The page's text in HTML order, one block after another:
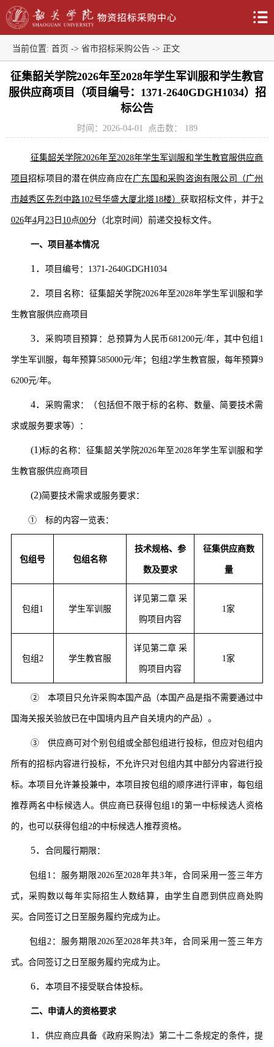
当前位置: 首页 -> 省市招标采购公告 -> 正文
征集韶关学院2026年至2028年学生军训服和学生教官
服供应商项目（项目编号：1371-2640GDGH1034）招
标公告
时间：2026-04-01 点击数： 189
征集韶关学院2026年至2028年学生军训服和学生教官服供应商
项目招标项目的潜在供应商应在广东国和采购咨询有限公司 （广州
市越秀区先烈中路102号华盛大厦北塔18楼）获取招标文件，并于2
026年4月 23日 10点00分（北京时间）前递交投标文件。
一、 项目基本情况
1． 项目编号 ： 1371-2640GDGH1034
2．项目名称： 征集韶关学院2026年至2028年学生军训服和学
生教官服供应商项目
3．采购项目预算：总预算为人民币681200元/年 ， 其中包组 1
学生军训服，每年预算585000元/年；包组2学生教官服，每年预算9
6200元/年。
4．采购需求：（包括但不限于标的名称、数量、简要技术需
求或服务要求等） ：
(1)标的名称： 征集韶关学院2026年至2028年学生军训服和学
生教官服供应商项目
(2)简要技术需求或服务要求：
① 标的内容一览表：
包组号 包组名称
技术规格、参
数及要求
征集供应商数
量
包组 1 学生军训服
详见第二章 采
购项目内容
1家
包组 2 学生教官服
详见第二章 采
购项目内容
1家
② 本项目只允许采购本国产品（本国产品是指不需要通过中
国海关报关验放已在中国境内且产自关境内的产品）。
③ 供应商可对个别包组或全部包组进行投标，但应对包组内
所有的招标内容进行投标，不允许只对包组内其中部分内容进行投
标。本项目允许兼投兼中， 本项目按包组 的顺序进行评审，每包组
推荐两名中标候选人。 供应商已获得包组 1 的第一中标候选人资格
的， 也可以获得包组 2的中标候选人推荐资格。
5． 合同履行期限：
包组 1：服务期限2026至2028年共3年，合同采用一签三年方
式，采购数以每年实际招生人数结算，由学生自愿到供应商处购
买。合同签订之日至服务履约完成为止。
包组 2：服务期限2026至2028年共3年，合同采用一签三年方
式。合同签订之日至服务履约完成为止。
6． 本项目不接受联合体投标。
二、 申请人的资格要求
1．供应商应具备《政府采购法》第二十二条规定的条件，提